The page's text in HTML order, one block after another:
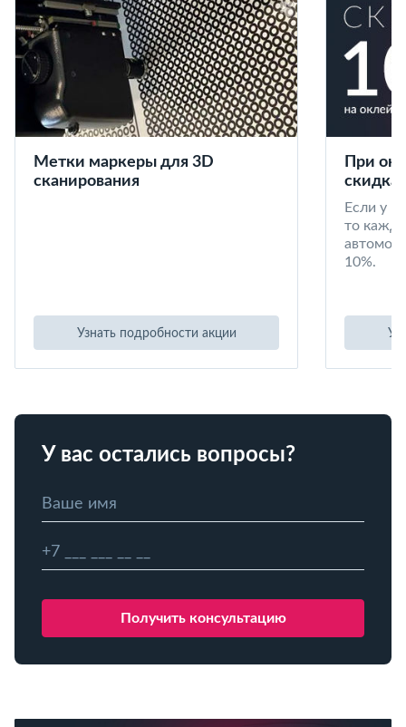
Метки маркеры для 3D
сканирования
Узнать подробности акции
При
скидка
Если у
то
10%.
У вас остались вопросы?